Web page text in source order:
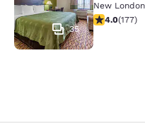
35
New London
Valutazione
4.0(177)